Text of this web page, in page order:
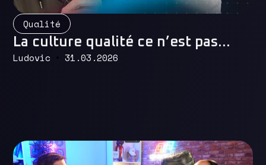
Qualité
La culture qualité ce n’est pas…
Ludovic 31.03.2026
Read More